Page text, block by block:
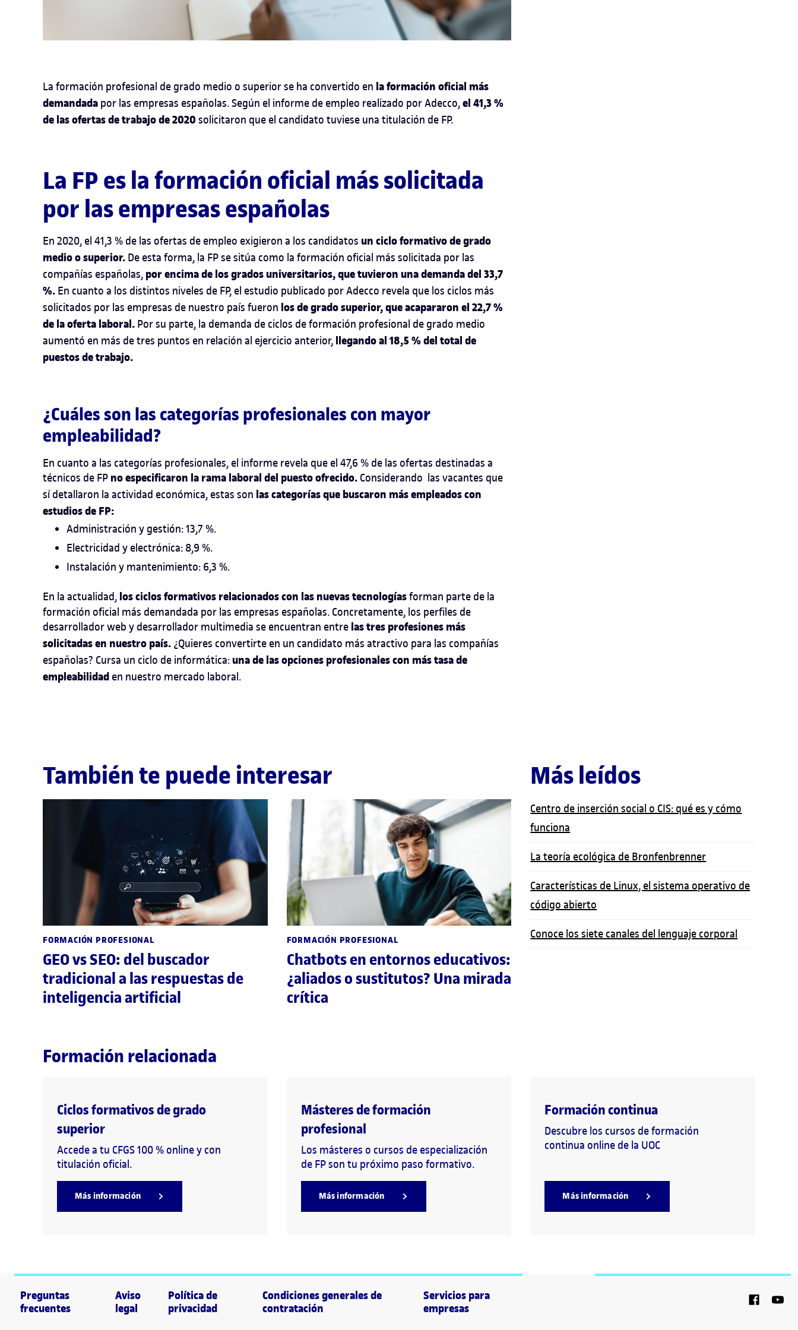
La formación profesional de grado medio o superior se ha convertido en la formación oficial más
demandada por las empresas españolas. Según el informe de empleo realizado por Adecco,el 41,3 %
de las ofertas de trabajo de 2020 solicitaron que el candidato tuviese una titulación de FP.
La FP es la formación oficial más solicitada
por las empresas españolas
En 2020, el 41,3 % de las ofertas de empleo exigieron a los candidatos un ciclo formativo de grado
medio o superior. De esta forma, la FP se sitúa como la formación oficial más solicitada por las
compañías españolas, por encima de los grados universitarios, que tuvieron una demanda del 33,7
%. En cuanto a los distintos niveles de FP, el estudio publicado por Adecco revela que los ciclos más
solicitados por las empresas de nuestro país fueron los de grado superior, que acapararon el 22,7 %
de la oferta laboral. Por su parte, la demanda de ciclos de formación profesional de grado medio
aumentó en más de tres puntos en relación al ejercicio anterior, llegando al 18,5 % del total de
puestos de trabajo.
¿Cuáles son las categorías profesionales con mayor
empleabilidad?
En cuanto a las categorías profesionales, el informe revela que el 47,6 % de las ofertas destinadas a
técnicos de FP no especificaron la rama laboral del puesto ofrecido. Considerando las vacantes que
sí detallaron la actividad económica, estas son las categorías que buscaron más empleados con
estudios de FP:
Administración y gestión: 13,7 %.
Electricidad y electrónica: 8,9 %.
Instalación y mantenimiento: 6,3 %.
En la actualidad, los ciclos formativos relacionados con las nuevas tecnologíasforman parte de la
formación oficial más demandada por las empresas españolas. Concretamente, los perfiles de
desarrollador web y desarrollador multimedia se encuentran entre las tres profesiones más
solicitadas en nuestro país. ¿Quieres convertirte en un candidato más atractivo para las compañías
españolas? Cursa un ciclo de informática: una de las opciones profesionales con más tasa de
empleabilidad en nuestro mercado laboral.
También te puede interesar
FORMACIÓN PROFESIONAL
GEO vs SEO: del buscador
tradicional a las respuestas de
inteligencia artificial
FORMACIÓN PROFESIONAL
Chatbots en entornos educativos:
¿aliados o sustitutos? Una mirada
crítica
Más leídos
Centro de inserción social o CIS: qué es y cómo
funciona
La teoría ecológica de Bronfenbrenner
Características de Linux, el sistema operativo de
código abierto
Conoce los siete canales del lenguaje corporal
Formación relacionada
Ciclos formativos de grado
superior
Accede a tu CFGS 100 % online y con
titulación oficial.
Más información
Másteres de formación
profesional
Los másteres o cursos de especialización
de FP son tu próximo paso formativo.
Más información
Formación continua
Descubre los cursos de formación
continua online de la UOC
Más información
Preguntas
frecuentes
Aviso
legal
Política de
privacidad
Condiciones generales de
contratación
Servicios para
empresas